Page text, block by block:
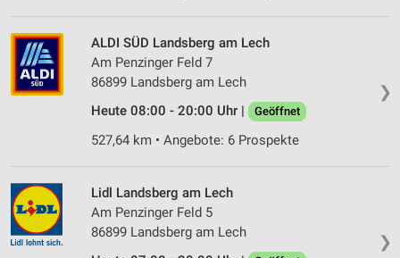
❯
ALDI SÜD Landsberg am Lech
Am Penzinger Feld 7
86899 Landsberg am Lech
Heute 08:00 - 20:00 Uhr |
Geöffnet
527,64 km • Angebote: 6 Prospekte
❯
Lidl Landsberg am Lech
Am Penzinger Feld 5
86899 Landsberg am Lech